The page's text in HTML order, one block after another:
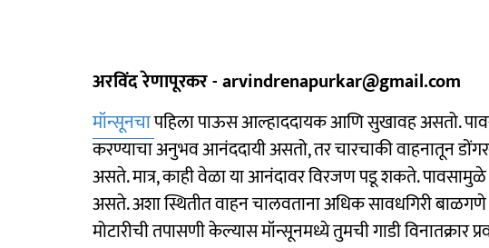
अरविंद रेणापूरकर - arvindrenapurkar@gmail.com
मॉन्सूनचापहिला पाऊस आल्हाददायक आणि सुखावह असतो.
करण्याचा अनुभव आनंददायी असतो, तर चारचाकी वाहनातून
असते. मात्र, काही वेळा या आनंदावर विरजण पडू शकते.
असते. अशा स्थितीत वाहन चालवताना अधिक सावधगिरी
मोटारीची तपासणी केल्यास मॉन्सूनमध्ये तुमची गाडी